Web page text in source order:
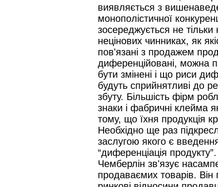
виявляється з
монополістичної
зосереджується не тільки
нецінових чинниках, як
пов'язані з продажем
диференційовані, можна
бути змінені і що риси
будуть сприйнятливі до
збуту. Більшість фірм
знаки і фабричні клейма
тому, що їхня продукція
Необхідно ще раз
заслугою якого є
“диференціація
Чемберлін зв'язує
продаваємих товарів.